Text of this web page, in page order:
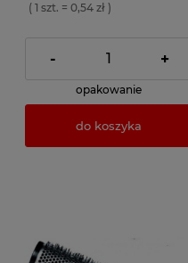
( 1 szt. = 0,54 zł )
- +
opakowanie
do koszyka